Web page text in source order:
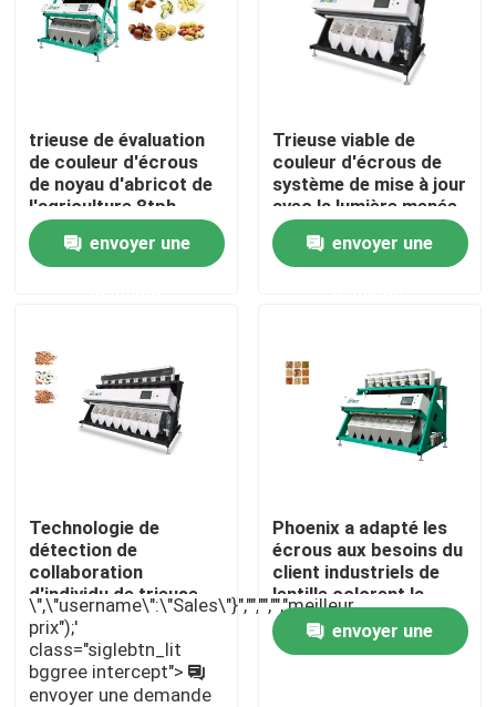
Maison
Produits
Au sujet de nous
Contrôle de qualité
Nouvelles
Demandez une citation
Trieuse de couleur de riz
trieuse de évaluation
de couleur d'écrous
de noyau d'abricot de
l'agriculture 8tph
envoyer une
Trieuse viable de
couleur d'écrous de
système de mise à jour
avec la lumière menée
envoyer une
Technologie de
détection de
collaboration
d'individu de trieuse
d'écrous de contrôle
léger de LED
\",\"username\":\"Sales\"}","","","","meilleur
prix");'
class="siglebtn_lit
bggree intercept">
envoyer une demande
Phoenix a adapté les
écrous aux besoins du
client industriels de
lentille colorent la
machine de trieuse
envoyer une